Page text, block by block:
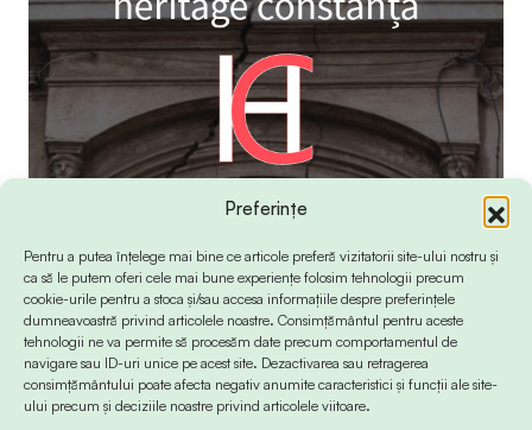
Preferințe
Pentru a putea înțelege mai bine ce articole preferă vizitatorii site-ului nostru și
ca să le putem oferi cele mai bune experiențe folosim tehnologii precum
cookie-urile pentru a stoca și/sau accesa informațiile despre preferințele
dumneavoastră privind articolele noastre. Consimțământul pentru aceste
tehnologii ne va permite să procesăm date precum comportamentul de
navigare sau ID-uri unice pe acest site. Dezactivarea sau retragerea
consimțământului poate afecta negativ anumite caracteristici și funcții ale site-
ului precum și deciziile noastre privind articolele viitoare.